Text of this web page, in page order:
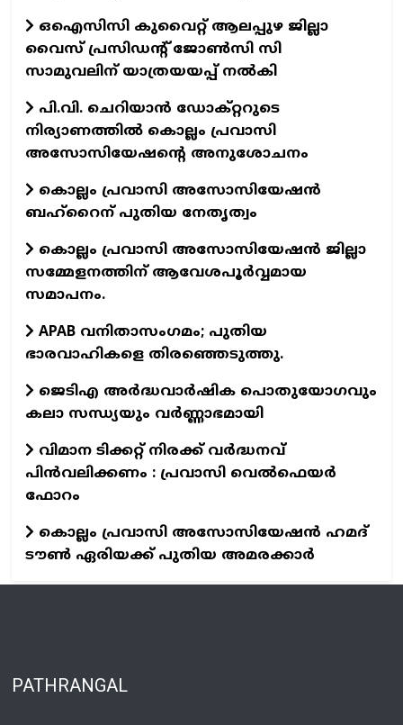
ഒഐസിസി കുവൈറ്റ് ആലപ്പുഴ ജില്ലാ
വൈസ് പ്രസിഡന്റ് ജോണ്‍സി സി
സാമുവലിന് യാത്രയയപ്പ് നല്‍കി
പി.വി. ചെറിയാന്‍ ഡോക്റ്ററുടെ
നിര്യാണത്തില്‍ കൊല്ലം പ്രവാസി
അസോസിയേഷന്റെ അനുശോചനം
കൊല്ലം പ്രവാസി അസോസിയേഷന്‍
ബഹ്‌റൈന് പുതിയ നേതൃത്വം
കൊല്ലം പ്രവാസി അസോസിയേഷന്‍ ജില്ലാ
സമ്മേളനത്തിന് ആവേശപൂര്‍വ്വമായ
സമാപനം.
APAB വനിതാസംഗമം; പുതിയ
ഭാരവാഹികളെ തിരഞ്ഞെടുത്തു.
ജെടിഎ അര്‍ദ്ധവാര്‍ഷിക പൊതുയോഗവും
കലാ സന്ധ്യയും വര്‍ണ്ണാഭമായി
വിമാന ടിക്കറ്റ് നിരക്ക് വർദ്ധനവ്
പിൻവലിക്കണം : പ്രവാസി വെൽഫെയർ
ഫോറം
കൊല്ലം പ്രവാസി അസോസിയേഷന്‍ ഹമദ്
ടൗണ്‍ ഏരിയക്ക് പുതിയ അമരക്കാര്‍
PATHRANGAL